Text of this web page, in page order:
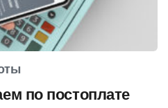
по постоплате